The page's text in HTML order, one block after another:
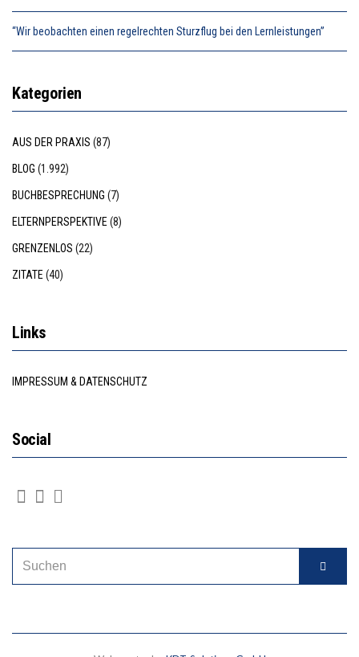
“Wir beobachten einen regelrechten Sturzflug bei den Lernleistungen”
Kategorien
AUS DER PRAXIS (87)
BLOG (1.992)
BUCHBESPRECHUNG (7)
ELTERNPERSPEKTIVE(8)
GRENZENLOS (22)
ZITATE(40)
Links
IMPRESSUM & DATENSCHUTZ
Social